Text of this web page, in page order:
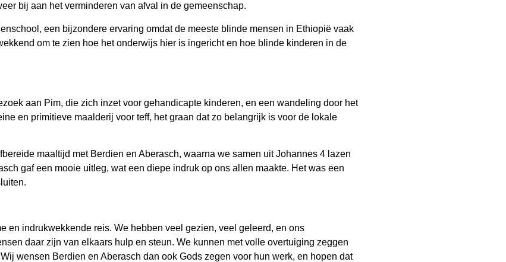
bij aan het verminderen van afval in de gemeenschap.
een bijzondere ervaring omdat de meeste blinde mensen in Ethiopië vaak
om te zien hoe het onderwijs hier is ingericht en hoe blinde kinderen in de
aan Pim, die zich inzet voor gehandicapte kinderen, en een wandeling door het
en primitieve maalderij voor teff, het graan dat zo belangrijk is voor de lokale
maaltijd met Berdien en Aberasch, waarna we samen uit Johannes 4 lazen
gaf een mooie uitleg, wat een diepe indruk op ons allen maakte. Het was een
en indrukwekkende reis. We hebben veel gezien, veel geleerd, en ons
daar zijn van elkaars hulp en steun. We kunnen met volle overtuiging zeggen
wensen Berdien en Aberasch dan ook Gods zegen voor hun werk, en hopen dat